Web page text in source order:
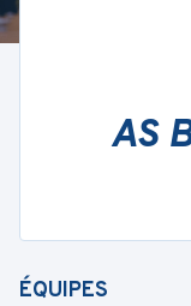
AS
ÉQUIPES